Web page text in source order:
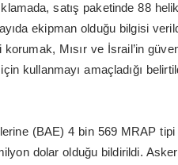
satış paketinde 88
ekipman olduğu bilgisi
Mısır ve İsrail’in
kullanmayı amaçladığı
(BAE) 4 bin 569 MRAP tipi
dolar olduğu bildirildi.